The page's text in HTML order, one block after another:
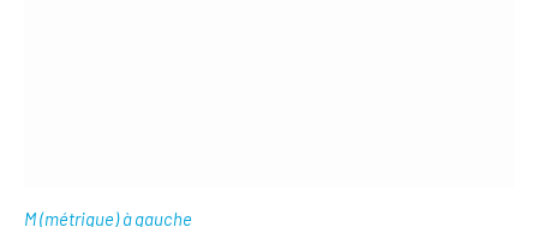
M (métrique) à gauche